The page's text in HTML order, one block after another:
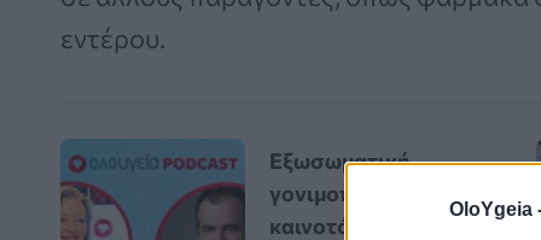
OloYgeia
εντέρου.
Εξωσωματική
γονιμοποίηση: Οι
καινοτόμες εξελίξεις